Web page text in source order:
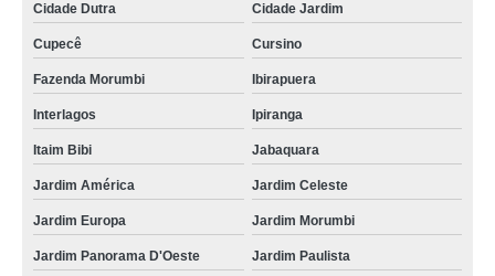
Cidade Dutra Cidade Jardim
Cupecê Cursino
Fazenda Morumbi Ibirapuera
Interlagos Ipiranga
Itaim Bibi Jabaquara
Jardim América Jardim Celeste
Jardim Europa Jardim Morumbi
Jardim Panorama D'Oeste Jardim Paulista